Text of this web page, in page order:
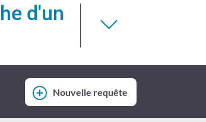
d'un
Nouvelle requête